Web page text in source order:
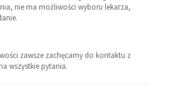
nie ma możliwości wyboru lekarza,
zawsze zachęcamy do kontaktu z
wszystkie pytania.